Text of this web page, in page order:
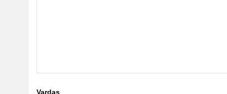
Vardas